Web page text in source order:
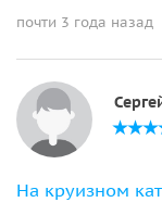
почти 3 года назад
На круизном